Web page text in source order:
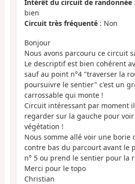
Intérêt du circuit de randonnée
bien
Circuit très fréquenté : Non
Bonjour
Nous avons parcouru ce circuit
Le descriptif est bien cohérent
sauf au point n°4 "traverser la
poursuivre le sentier" c'est un
carrossable qui monte !
Circuit intéressant par moment
regarder sur la gauche pour
végétation !
Nous somme allé voir une borie
contre bas du parcourt avant le
n° 5 ou prend le sentier pour la
Merci pour le topo
Christian